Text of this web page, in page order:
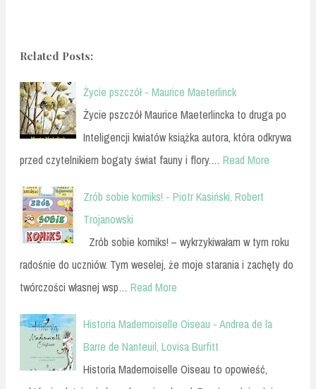
Related Posts:
Życie pszczół - Maurice Maeterlinck
Życie pszczół Maurice Maeterlincka to druga po
Inteligencji kwiatów książka autora, która odkrywa
przed czytelnikiem bogaty świat fauny i flory.… Read More
Zrób sobie komiks! - Piotr Kasiński, Robert
Trojanowski
Zrób sobie komiks! – wykrzykiwałam w tym roku
radośnie do uczniów. Tym weselej, że moje starania i zachęty do
twórczości własnej wsp… Read More
Historia Mademoiselle Oiseau - Andrea de la
Barre de Nanteuil, Lovisa Burfitt
Historia Mademoiselle Oiseau to opowieść,